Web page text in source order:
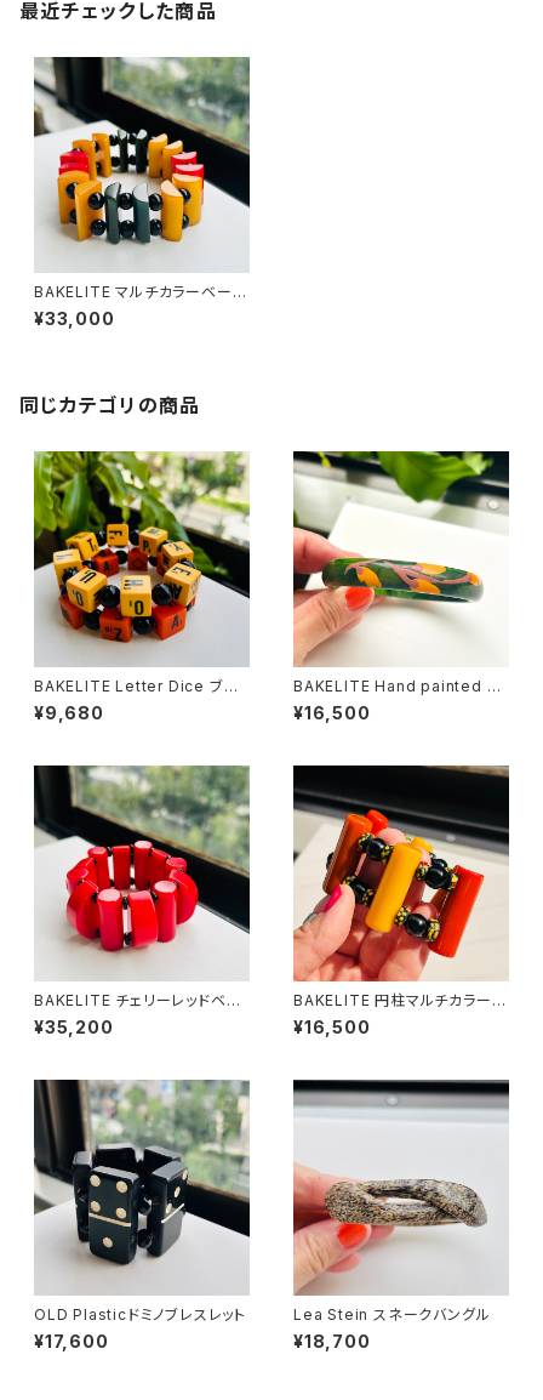
最近チェックした商品
BAKELITE マルチカラーベーク
ライト STRETCHブレスレット
¥33,000
同じカテゴリの商品
BAKELITE Letter Dice ブレ
スレット（２種）
¥9,680
BAKELITE Hand painted Sp
inach Green バングル
¥16,500
BAKELITE チェリーレッドベー
クライト STRETCHブレスレッ
ト
¥35,200
BAKELITE 円柱マルチカラービ
ーズ ストレッチブレスレット
¥16,500
OLD Plasticドミノブレスレット
¥17,600
Lea Stein スネークバングル
¥18,700